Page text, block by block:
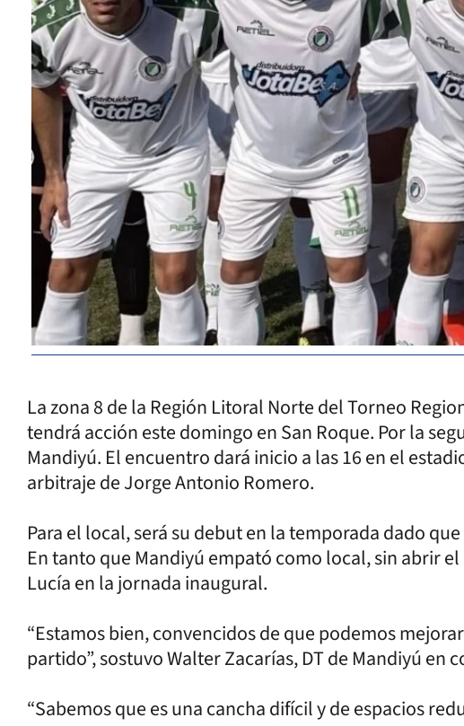
La zona 8 de la Región Litoral Norte del Torneo
tendrá acción este domingo en San Roque. Por la
Mandiyú. El encuentro dará inicio a las 16 en el
arbitraje de Jorge Antonio Romero.
Para el local, será su debut en la temporada dado
En tanto que Mandiyú empató como local, sin abrir
Lucía en la jornada inaugural.
“Estamos bien, convencidos de que podemos
partido”, sostuvo Walter Zacarías, DT de Mandiyú en
“Sabemos que es una cancha difícil y de espacios